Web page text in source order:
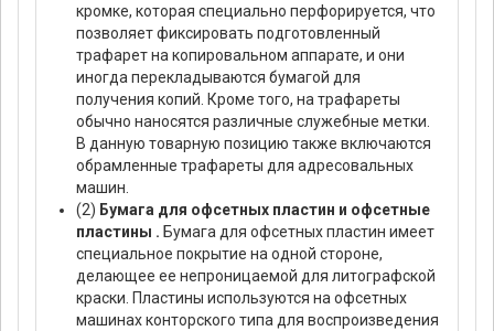
кромке, которая специально перфорируется, что
позволяет фиксировать подготовленный
трафарет на копировальном аппарате, и они
иногда перекладываются бумагой для
получения копий. Кроме того, на трафареты
обычно наносятся различные служебные метки.
В данную товарную позицию также включаются
обрамленные трафареты для адресовальных
машин.
(2) Бумага для офсетных пластин и офсетные
пластины . Бумага для офсетных пластин имеет
специальное покрытие на одной стороне,
делающее ее непроницаемой для литографской
краски. Пластины используются на офсетных
машинах конторского типа для воспроизведения